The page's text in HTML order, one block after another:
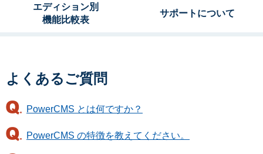
エディション別
機能比較表
サポートについて
よくあるご質問
PowerCMS とは何ですか？
PowerCMS の特徴を教えてください。